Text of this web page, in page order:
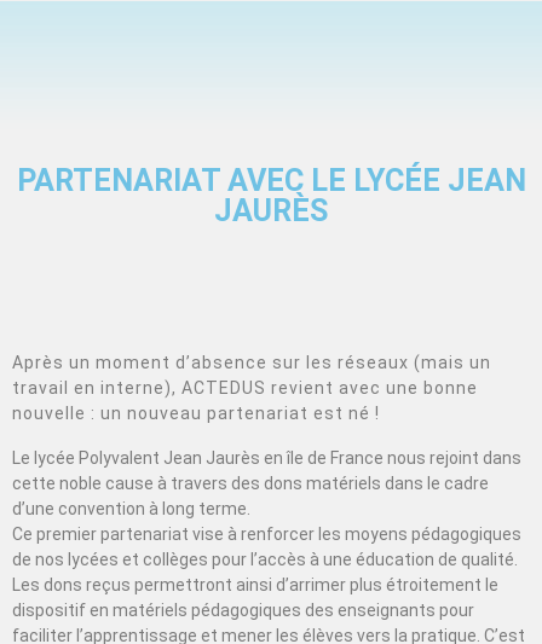
PARTENARIAT AVEC LE LYCÉE JEAN
JAURÈS
Après un moment d’absence sur les réseaux (mais un
travail en interne), ACTEDUS revient avec une bonne
nouvelle : un nouveau partenariat est né !
Le lycée Polyvalent Jean Jaurès en île de France nous rejoint dans
cette noble cause à travers des dons matériels dans le cadre
d’une convention à long terme.
Ce premier partenariat vise à renforcer les moyens pédagogiques
de nos lycées et collèges pour l’accès à une éducation de qualité.
Les dons reçus permettront ainsi d’arrimer plus étroitement le
dispositif en matériels pédagogiques des enseignants pour
faciliter l’apprentissage et mener les élèves vers la pratique. C’est